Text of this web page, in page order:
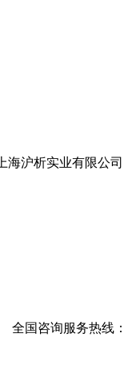
海沪析实业有限公司
全国咨询服务热线：